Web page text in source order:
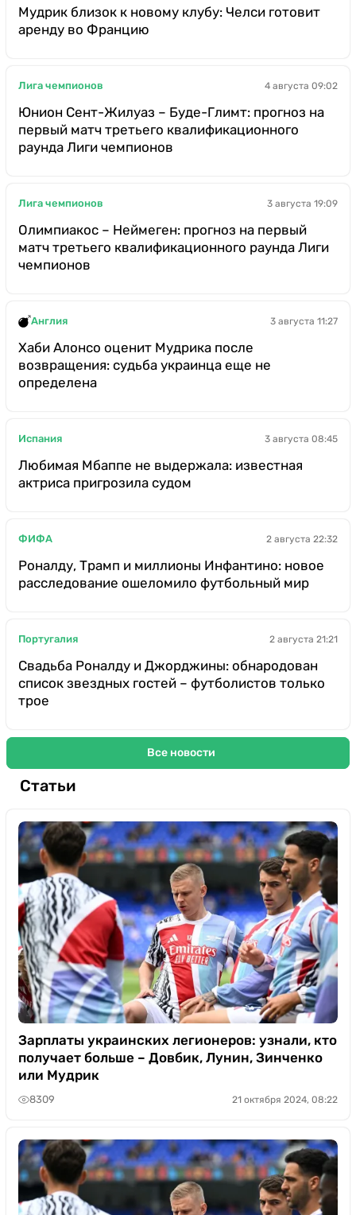
Мудрик близок к новому клубу: Челси готовит
аренду во Францию
Лига чемпионов 4 августа 09:02
Юнион Сент-Жилуаз – Буде-Глимт: прогноз на
первый матч третьего квалификационного
раунда Лиги чемпионов
Лига чемпионов 3 августа 19:09
Олимпиакос – Неймеген: прогноз на первый
матч третьего квалификационного раунда Лиги
чемпионов
Англия 3 августа 11:27
Хаби Алонсо оценит Мудрика после
возвращения: судьба украинца еще не
определена
Испания 3 августа 08:45
Любимая Мбаппе не выдержала: известная
актриса пригрозила судом
ФИФА 2 августа 22:32
Роналду, Трамп и миллионы Инфантино: новое
расследование ошеломило футбольный мир
Португалия 2 августа 21:21
Свадьба Роналду и Джорджины: обнародован
список звездных гостей – футболистов только
трое
Все новости
Статьи
Зарплаты украинских легионеров: узнали, кто
получает больше – Довбик, Лунин, Зинченко
или Мудрик
8309 21 октября 2024, 08:22